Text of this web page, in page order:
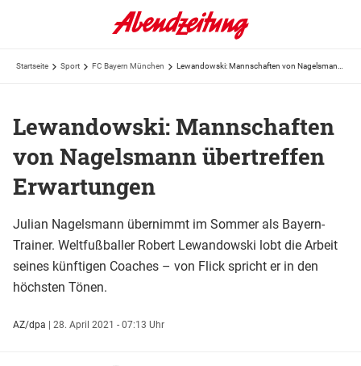
Startseite Sport FC Bayern München
Lewandowski: Mannschaften
von Nagelsmann übertreffen
Erwartungen
Julian Nagelsmann übernimmt im Sommer als Bayern-
Trainer. Weltfußballer Robert Lewandowski lobt die Arbeit
seines künftigen Coaches – von Flick spricht er in den
höchsten Tönen.
AZ/dpa | 28. April 2021 - 07:13 Uhr